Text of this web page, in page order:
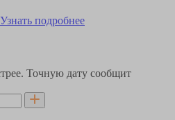
Узнать подробнее
Точную дату сообщит